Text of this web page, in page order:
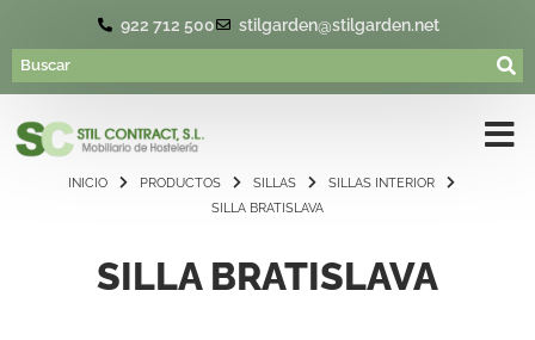
922 712 500 stilgarden@stilgarden.net
INICIO PRODUCTOS SILLAS
SILLAS INTERIOR
SILLA BRATISLAVA
SILLA BRATISLAVA